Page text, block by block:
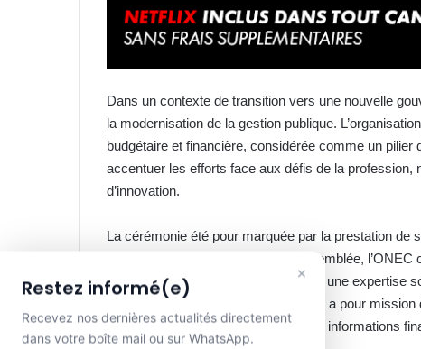
Dans un contexte de transition vers une nouvelle
la modernisation de la gestion publique.
budgétaire et financière, considérée comme un
accentuer les efforts face aux défis de la
d’innovation.
La cérémonie été pour marquée par la prestation
au Tableau de l’Ordre. Par cette assemblée,
économique gabonais, en misant sur une expertise
vers l’excellence. Pour rappel, l’Onec a pour
confiance des investisseurs dans les informations
×
Restez informé(e)
Recevez nos dernières actualités directement
dans votre boîte mail ou sur WhatsApp.